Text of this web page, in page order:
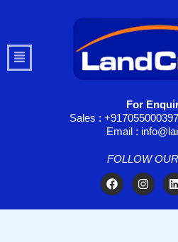
Menu
For
Sales :
Email :
FOLLOW
F
a
c
I
n
s
i